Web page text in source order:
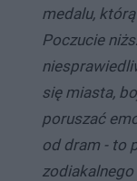
medalu,
Poczucie
się miasta,
poruszać
od dram - to